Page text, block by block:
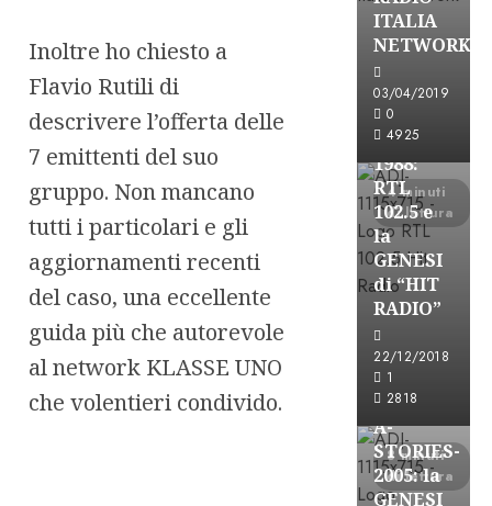
Inoltre ho chiesto a
Flavio Rutili di
descrivere l’offerta delle
7 emittenti del suo
gruppo. Non mancano
tutti i particolari e gli
aggiornamenti recenti
del caso, una eccellente
guida più che autorevole
al network KLASSE UNO
che volentieri condivido.
ITALIA
NETWORK
03/04/2019
0
4925
4 minuti
di lettura
A-Stories
FREE
A-
STORIES-
1988:
RTL
102.5 e
la
GENESI
di “HIT
RADIO”
22/12/2018
1
2818
8 minuti
di lettura
Formazione
FREE
A-
STORIES-
2005: la
GENESI